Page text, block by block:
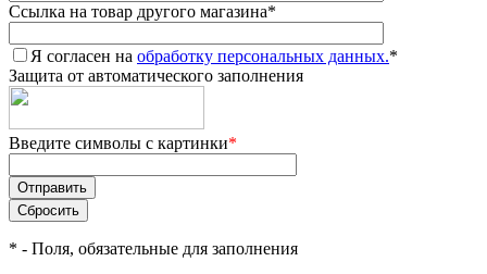
Ссылка на товар другого магазина*
Я согласен на обработку персональных данных.*
Защита от автоматического заполнения
Введите символы с картинки*
* - Поля, обязательные для заполнения